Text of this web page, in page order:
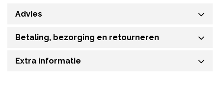
Advies
Betaling, bezorging en retourneren
Extra informatie